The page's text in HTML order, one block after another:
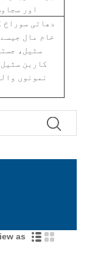
اور
خام مال
سٹیل،
کاربن
نمونوں
as